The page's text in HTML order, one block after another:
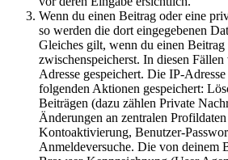
Wenn du einen Beitrag oder eine
so werden die dort eingegebenen
Gleiches gilt, wenn du einen
zwischenspeicherst. In diesen
Adresse gespeichert. Die IP-
folgenden Aktionen gespeichert:
Beiträgen (dazu zählen Private
Änderungen an zentralen
Kontoaktivierung, Benutzer-
Anmeldeversuche. Die von deinem